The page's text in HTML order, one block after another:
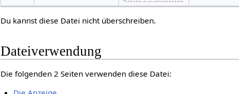
Du kannst diese Datei nicht überschreiben.
Dateiverwendung
Die folgenden 2 Seiten verwenden diese Datei: